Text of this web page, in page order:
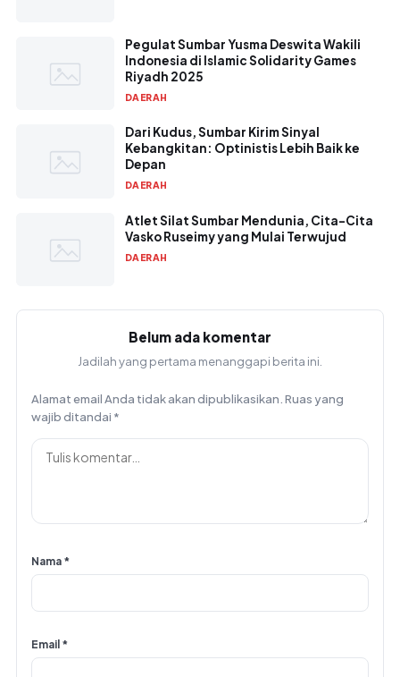
Pegulat Sumbar Yusma Deswita Wakili
Indonesia di Islamic Solidarity Games
Riyadh 2025
DAERAH
Dari Kudus, Sumbar Kirim Sinyal
Kebangkitan: Optinistis Lebih Baik ke
Depan
DAERAH
Atlet Silat Sumbar Mendunia, Cita-Cita
Vasko Ruseimy yang Mulai Terwujud
DAERAH
Belum ada komentar
Jadilah yang pertama menanggapi berita ini.
Alamat email Anda tidak akan dipublikasikan.Ruas yang
wajib ditandai *
Nama *
Email *